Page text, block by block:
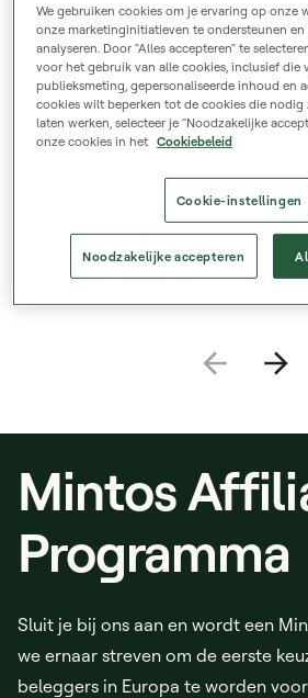
Mintos
Programma
Sluit je bij ons aan en wordt een
we ernaar streven om de eerste
beleggers in Europa te worden
We gebruiken cookies om je ervaring op onze
onze marketinginitiatieven te ondersteunen en
analyseren. Door "Alles accepteren" te
voor het gebruik van alle cookies, inclusief die
publieksmeting, gepersonaliseerde inhoud en
cookies wilt beperken tot de cookies die
laten werken, selecteer je "Noodzakelijke
onze cookies in het Cookiebeleid
Cookie-instellingen
Noodzakelijke accepteren